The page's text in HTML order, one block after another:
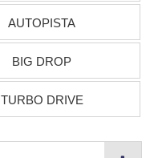
AUTOPISTA
BIG DROP
TURBO DRIVE